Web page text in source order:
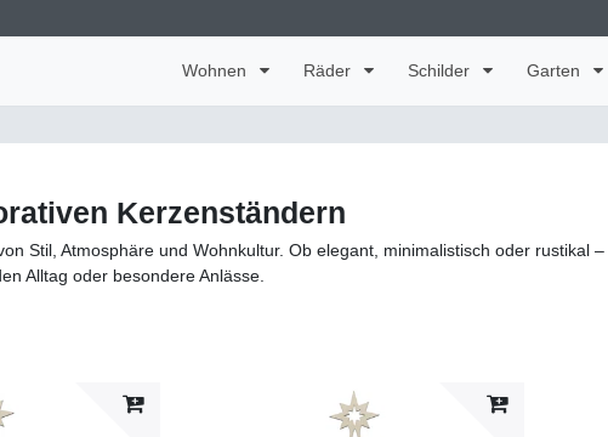
Wohnen Räder Schilder Garten
Kerzenständern
Stil, Atmosphäre und Wohnkultur. Ob elegant, minimalistisch oder rustikal
Alltag oder besondere Anlässe.